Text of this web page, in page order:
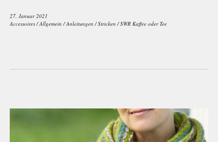
27. Januar 2021
Accessoires/Allgemein /Anleitungen /Stricken /SWR Kaffee oder Tee